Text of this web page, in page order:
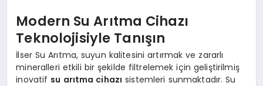
Modern Su Arıtma Cihazı
Teknolojisiyle Tanışın
İlser Su Arıtma, suyun kalitesini artırmak ve zararlı
mineralleri etkili bir şekilde filtrelemek için geliştirilmiş
inovatif su arıtma cihazı sistemleri sunmaktadır. Su